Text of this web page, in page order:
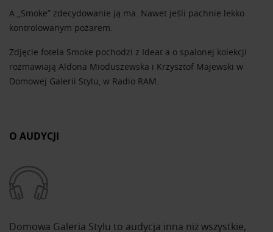
A „Smoke” zdecydowanie ją ma. Nawet jeśli pachnie lekko
kontrolowanym pożarem.
Zdjęcie fotela Smoke pochodzi z Ideat a o spalonej kolekcji
rozmawiają Aldona Mioduszewska i Krzysztof Majewski w
Domowej Galerii Stylu, w Radio RAM.
O AUDYCJI
Domowa Galeria Stylu to audycja inna niż wszystkie,